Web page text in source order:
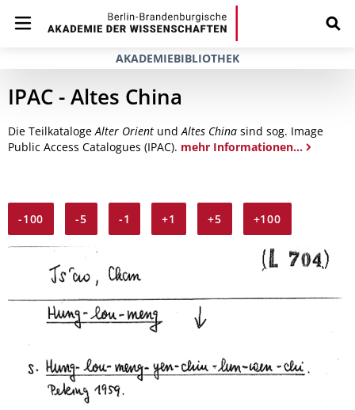
AKADEMIEBIBLIOTHEK
IPAC - Altes China
Die TeilkatalogeAlter Orient undAltes China sind sog. Image
Public Access Catalogues (IPAC). mehr Informationen...
-100 -5 -1 +1 +5 +100